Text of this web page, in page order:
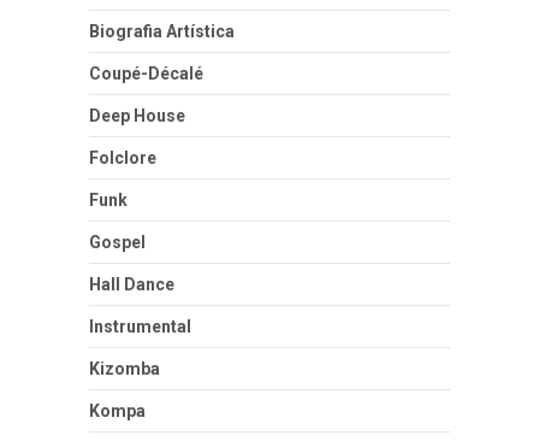
Biografia Artística
Coupé-Décalé
Deep House
Folclore
Funk
Gospel
Hall Dance
Instrumental
Kizomba
Kompa